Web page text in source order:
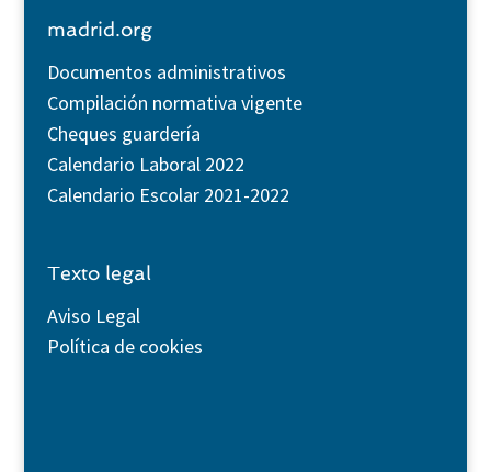
madrid.org
Documentos administrativos
Compilación normativa vigente
Cheques guardería
Calendario Laboral 2022
Calendario Escolar 2021-2022
Texto legal
Aviso Legal
Política de cookies